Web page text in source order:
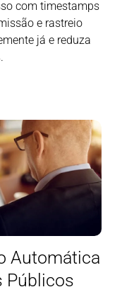
com timestamps
e rastreio
já e reduza
Automática
Públicos